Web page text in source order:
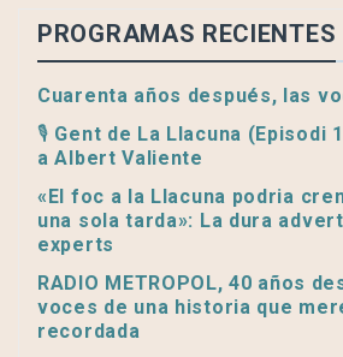
PROGRAMAS RECIENTES
Cuarenta años después, las
🎙️ Gent de La Llacuna (Episodi
a Albert Valiente
«El foc a la Llacuna podria
una sola tarda»: La dura
experts
RADIO METROPOL, 40 años
voces de una historia que
recordada